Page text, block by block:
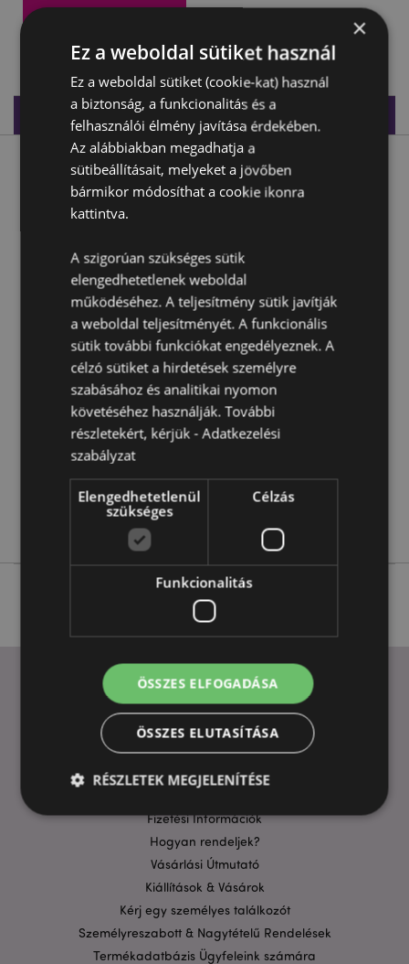
Az árak megtekintése
1272 db készleten
Termékleírás
Termékleírás
Ajándéktasak 17x9x23cm - Boldog Születésnapot! -
Anyaga:Karton (200g), Kötél Fülek
Termékjellemzők
További
Információ
Magasság 23cm Szélesség 17cm Vastagság 9cm
5055071778926
288
0.044000
Igen
Nem
Dinoszaurusz Világ
HASZNOS LINKEK
GYIK
Szállítási költségek
Fizetési Információk
Hogyan rendeljek?
Vásárlási Útmutató
Kiállítások & Vásárok
Kérj egy személyes találkozót
Személyreszabott & Nagytételű Rendelések
Termékadatbázis Ügyfeleink számára
×
Ez a weboldal sütiket használ
Ez a weboldal sütiket (cookie-kat) használ
a biztonság, a funkcionalitás és a
felhasználói élmény javítása érdekében.
Az alábbiakban megadhatja a
sütibeállításait, melyeket a jövőben
bármikor módosíthat a cookie ikonra
kattintva.
A szigorúan szükséges sütik
elengedhetetlenek weboldal
működéséhez. A teljesítmény sütik javítják
a weboldal teljesítményét. A funkcionális
sütik további funkciókat engedélyeznek. A
célzó sütiket a hirdetések személyre
szabásához és analitikai nyomon
követéséhez használják. További
részletekért, kérjük -Adatkezelési
szabályzat
Elengedhetetlenül
szükséges
Célzás
Funkcionalitás
ÖSSZES ELFOGADÁSA
ÖSSZES ELUTASÍTÁSA
RÉSZLETEK MEGJELENÍTÉSE
Elengedhetetlenül szükséges
A weboldal működéséhez feltétlenül szükséges sütik
lehetővé teszik a webhely alapvető funkcióit,
például a felhasználói bejelentkezést és a
fiókkezelést. A weboldal nem használható